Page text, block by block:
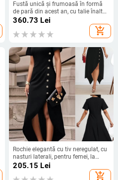
Fustă unică și frumoasă în formă
de pară din acest an, cu talie înaltă,
care acoperă șoldurile, subțire,
cusături albe, plisată, în linie A,
pentru femei
360.73 Lei
add_shopping_cart
Rochie elegantă cu tiv neregulat, cu
nasturi laterali, pentru femei, la
modă, transfrontalieră Amazon,
205.15 Lei
add_shopping_cart